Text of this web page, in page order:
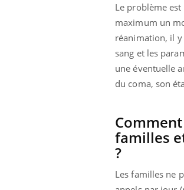
Le problème
maximum un
réanimation, il y
sang et les
une éventuelle
du coma, son
familles
?
Les familles ne